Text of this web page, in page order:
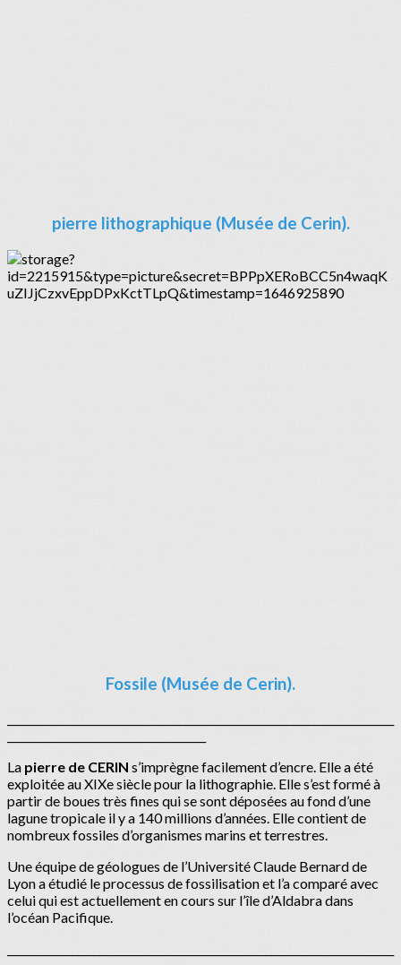
pierre lithographique (Musée de Cerin).
Fossile (Musée de Cerin).
La pierre de CERIN s’imprègne facilement d’encre. Elle a été
exploitée au XIXe siècle pour la lithographie. Elle s’est formé à
partir de boues très fines qui se sont déposées au fond d’une
lagune tropicale il y a 140 millions d’années. Elle contient de
nombreux fossiles d’organismes marins et terrestres.
Une équipe de géologues de l’Université Claude Bernard de
Lyon a étudié le processus de fossilisation et l’a comparé avec
celui qui est actuellement en cours sur l’île d’Aldabra dans
l’océan Pacifique.